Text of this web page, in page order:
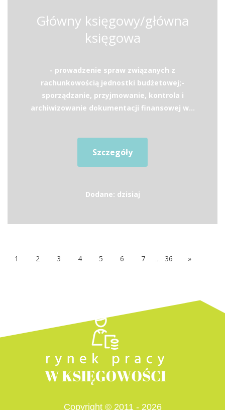
Główny księgowy/główna
księgowa
- prowadzenie spraw związanych z
rachunkowością jednostki budżetowej;-
sporządzanie, przyjmowanie, kontrola i
archiwizowanie dokumentacji finansowej w...
Szczegóły
Dodane: dzisiaj
1 2 3 4 5 6 7 ... 36 »
Copyright © 2011 - 2026